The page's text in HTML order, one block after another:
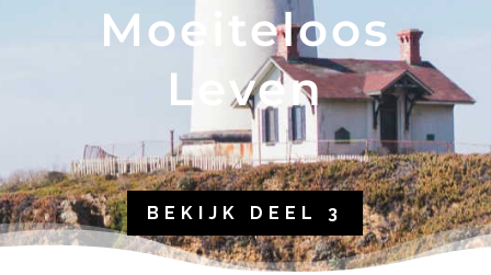
Moeiteloos
Leven
BEKIJK DEEL 3